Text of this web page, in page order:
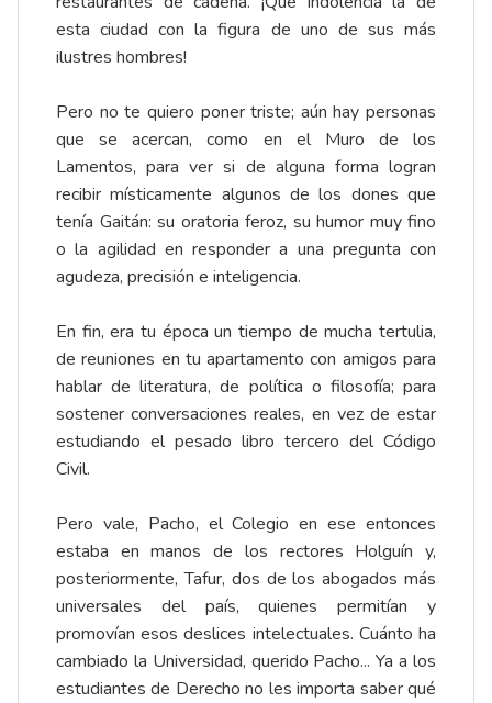
esta ciudad con la figura de uno de sus más
ilustres hombres!
Pero no te quiero poner triste; aún hay personas
que se acercan, como en el Muro de los
Lamentos, para ver si de alguna forma logran
recibir místicamente algunos de los dones que
tenía Gaitán: su oratoria feroz, su humor muy fino
o la agilidad en responder a una pregunta con
agudeza, precisión e inteligencia.
En fin, era tu época un tiempo de mucha tertulia,
de reuniones en tu apartamento con amigos para
hablar de literatura, de política o filosofía; para
sostener conversaciones reales, en vez de estar
estudiando el pesado libro tercero del Código
Civil.
Pero vale, Pacho, el Colegio en ese entonces
estaba en manos de los rectores Holguín y,
posteriormente, Tafur, dos de los abogados más
universales del país, quienes permitían y
promovían esos deslices intelectuales. Cuánto ha
cambiado la Universidad, querido Pacho... Ya a los
estudiantes de Derecho no les importa saber qué